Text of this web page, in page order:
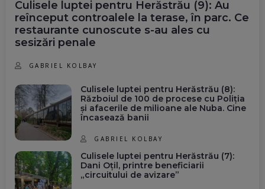
Culisele luptei pentru Herăstrău (9): Au
reînceput controalele la terase, în parc. Ce
restaurante cunoscute s-au ales cu
sesizări penale
GABRIEL KOLBAY
Culisele luptei pentru Herăstrău (8):
Războiul de 100 de procese cu Poliția
și afacerile de milioane ale Nuba. Cine
încasează banii
GABRIEL KOLBAY
Culisele luptei pentru Herăstrău (7):
Dani Oțil, printre beneficiarii
„circuitului de avizare”